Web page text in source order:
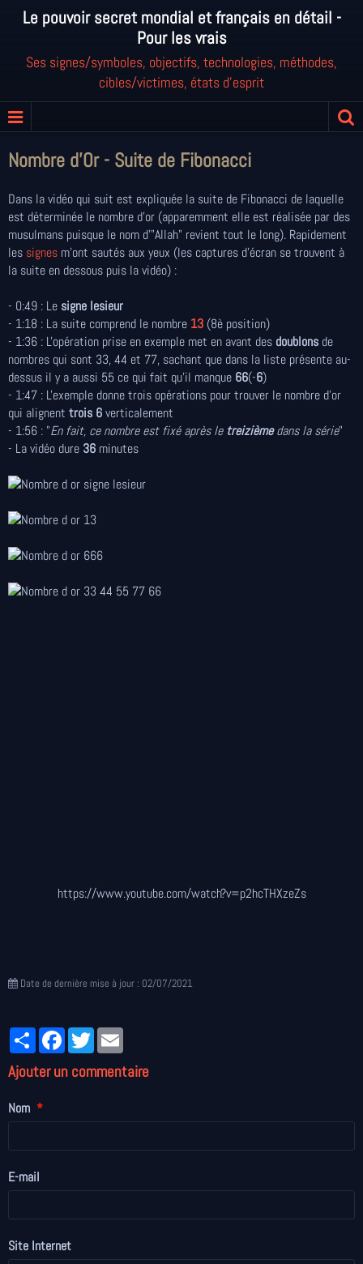
Le pouvoir secret mondial et français en détail -
Pour les vrais
Ses signes/symboles, objectifs, technologies, méthodes,
cibles/victimes, états d'esprit
Nombre d'Or - Suite de Fibonacci
Dans la vidéo qui suit est expliquée la suite de Fibonacci de laquelle
est déterminée le nombre d'or (apparemment elle est réalisée par des
musulmans puisque le nom d'"Allah" revient tout le long). Rapidement
les signes m'ont sautés aux yeux (les captures d'écran se trouvent à
la suite en dessous puis la vidéo) :
- 0:49 : Le signe lesieur
- 1:18 : La suite comprend le nombre 13 (8è position)
- 1:36 : L'opération prise en exemple met en avant des doublons de
nombres qui sont 33, 44 et 77, sachant que dans la liste présente au-
dessus il y a aussi 55 ce qui fait qu'il manque 66(-6)
- 1:47 : L'exemple donne trois opérations pour trouver le nombre d'or
qui alignent trois 6verticalement
- 1:56 : "En fait, ce nombre est fixé après le treizièmedans la série"
- La vidéo dure 36 minutes
https://www.youtube.com/watch?v=p2hcTHXzeZs
Date de dernière mise à jour : 02/07/2021
PartagerFacebookTwitter
Ajouter un commentaire
Nom
E-mail
Site Internet